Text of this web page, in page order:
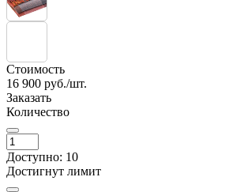
Стоимость
16 900 руб./шт.
Заказать
Количество
Доступно: 10
Достигнут лимит